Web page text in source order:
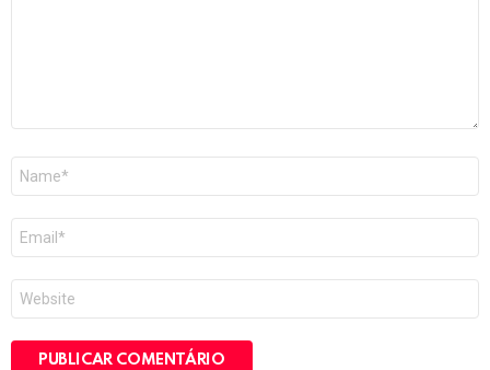
mail
*